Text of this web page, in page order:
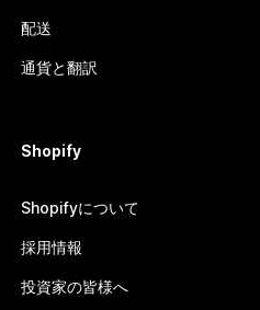
配送
通貨と翻訳
Shopify
Shopifyについて
採用情報
投資家の皆様へ